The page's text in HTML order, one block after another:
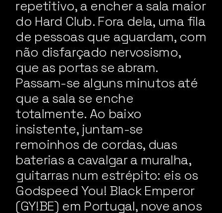
repetitivo, a encher a sala maior
do Hard Club. Fora dela, uma fila
de pessoas que aguardam, com
não disfarçado nervosismo,
que as portas se abram.
Passam-se alguns minutos até
que a sala se enche
totalmente. Ao baixo
insistente, juntam-se
remoinhos de cordas, duas
baterias a cavalgar a muralha,
guitarras num estrépito: eis os
Godspeed You! Black Emperor
(GY!BE) em Portugal, nove anos